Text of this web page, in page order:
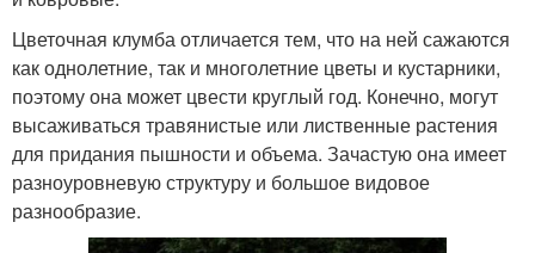
Цветочная клумба отличается тем, что на ней сажаются
как однолетние, так и многолетние цветы и кустарники,
поэтому она может цвести круглый год. Конечно, могут
высаживаться травянистые или лиственные растения
для придания пышности и объема. Зачастую она имеет
разноуровневую структуру и большое видовое
разнообразие.